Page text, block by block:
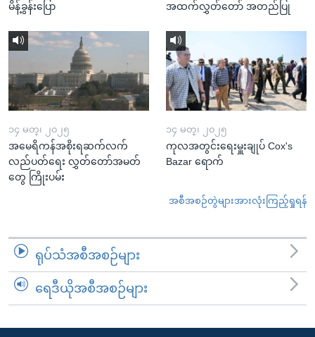
မိန့်ခွန်းပြော
အထက်လွှတ်တော် အတည်ပြု
၁၄ မတ္၊ ၂၀၂၅
အမေရိကန်အစိုးရဆက်လက်
လည်ပတ်ရေး လွှတ်တော်အမတ်
တွေ ကြိုးပမ်း
၁၄ မတ္၊ ၂၀၂၅
ကုလအတွင်းရေးမှူးချုပ် Cox's
Bazar ရောက်
အစီအစဉ်တွဲများအားလုံးကြည့်ရှုရန်
ရုပ်သံအစီအစဉ်များ
ရေဒီယိုအစီအစဉ်များ